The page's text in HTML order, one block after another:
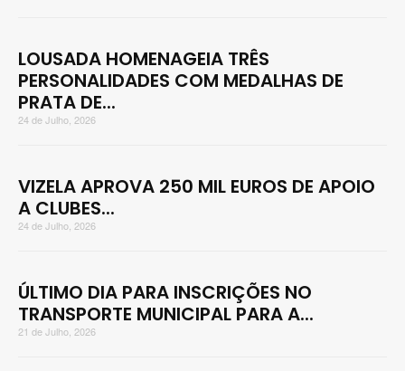
LOUSADA HOMENAGEIA TRÊS
PERSONALIDADES COM MEDALHAS DE
PRATA DE...
24 de Julho, 2026
VIZELA APROVA 250 MIL EUROS DE APOIO
A CLUBES...
24 de Julho, 2026
ÚLTIMO DIA PARA INSCRIÇÕES NO
TRANSPORTE MUNICIPAL PARA A...
21 de Julho, 2026